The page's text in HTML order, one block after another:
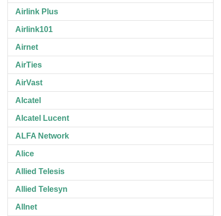
Airlink Plus
Airlink101
Airnet
AirTies
AirVast
Alcatel
Alcatel Lucent
ALFA Network
Alice
Allied Telesis
Allied Telesyn
Allnet